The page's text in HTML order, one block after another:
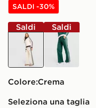
SALDI -30%
Saldi
crema
Saldi
verde
Colore:
crema
Seleziona una taglia